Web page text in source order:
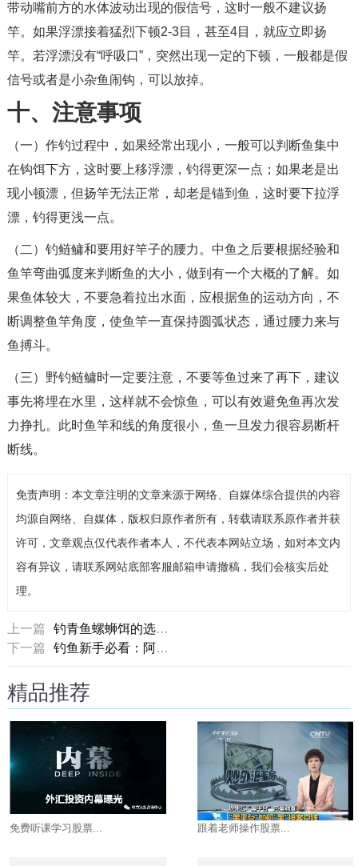
带动嘴前方的水体波动出现的假信号，这时一般不建议扬
竿。如果浮漂接着猛烈下顿2-3目，甚至4目，就应立即扬
竿。若浮漂没有“呼吸口”，突然出现一定的下顿，一般都是假
信号或者是小杂鱼闹钩，可以放掉。
十、注意事项
（一）作钓过程中，如果经常出现小，一般可以判断鱼集中
在钩饵下方，这时要上移浮漂，钓得更深一点；如果老是出
现小顿漂，但扬竿无法正常，却老是锚到鱼，这时要下拉浮
漂，钓得更浅一点。
（二）钓鲢鳙和要用好竿子的腰力。中鱼之后要根据经验和
鱼竿弯曲弧度来判断鱼的大小，做到有一个大概的了解。如
果鱼体较大，不要急着拉出水面，应根据鱼的运动方向，不
断调整鱼竿角度，使鱼竿一直保持圆弧状态，通过腰力来与
鱼搏斗。
（三）野钓鲢鳙时一定要注意，不要等鱼过来了再下，建议
事先将埋在水里，这样就不会惊鱼，可以有效避免鱼再次发
力挣扎。此时鱼竿和线的角度很小，鱼一旦发力很容易断杆
断线。
免责声明：本文章注明的文章来源于网络、自媒体综合提供的内容
均源自网络、自媒体，版权归原作者所有，转载请联系原作者并获
许可，文章观点仅代表作者本人，不代表本网站立场，如对本文内
容有异议，请联系网站底部客服邮箱申请撤稿，我们会核实后处
理。
上一篇
钓青鱼螺蛳饵的选择和实战技巧
下一篇
钓鱼新手必看：阿魏小药
精品推荐
免费听课学习股票... 跟着老师操作股票...